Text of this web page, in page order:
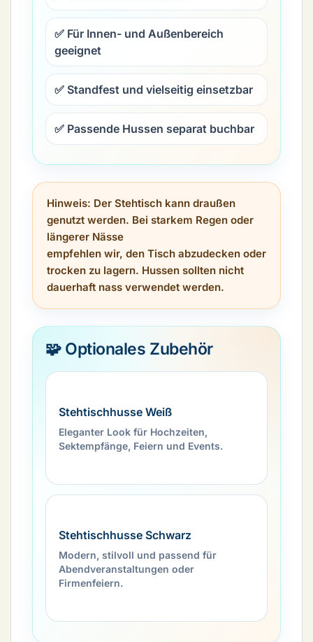
✅ Für Innen- und Außenbereich
geeignet
✅ Standfest und vielseitig einsetzbar
✅ Passende Hussen separat buchbar
Hinweis: Der Stehtisch kann draußen
genutzt werden. Bei starkem Regen oder
längerer Nässe
empfehlen wir, den Tisch abzudecken oder
trocken zu lagern. Hussen sollten nicht
dauerhaft nass verwendet werden.
🧩 Optionales Zubehör
Stehtischhusse Weiß
Eleganter Look für Hochzeiten,
Sektempfänge, Feiern und Events.
Stehtischhusse Schwarz
Modern, stilvoll und passend für
Abendveranstaltungen oder
Firmenfeiern.